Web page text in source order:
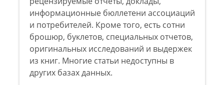
информационные бюллетени ассоциаций
и потребителей. Кроме того, есть сотни
брошюр, буклетов, специальных отчетов,
оригинальных исследований и выдержек
из книг. Многие статьи недоступны в
других базах данных.